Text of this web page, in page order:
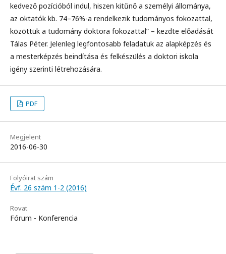
kedvező pozícióból indul, hiszen kitűnő a személyi állománya,
az oktatók kb. 74–76%-a rendelkezik tudományos fokozattal,
közöttük a tudomány doktora fokozattal” – kezdte előadását
Tálas Péter. Jelenleg legfontosabb feladatuk az alapképzés és
a mesterképzés beindítása és felkészülés a doktori iskola
igény szerinti létrehozására.
PDF
Megjelent
2016-06-30
Folyóirat szám
Évf. 26 szám 1-2 (2016)
Rovat
Fórum - Konferencia